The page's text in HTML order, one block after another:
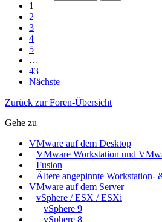
1
2
3
4
5
…
43
Nächste
Zurück zur Foren-Übersicht
Gehe zu
VMware auf dem Desktop
VMware Workstation und
Fusion
Ältere angepinnte Workstation-
VMware auf dem Server
vSphere / ESX / ESXi
vSphere 9
vSphere 8